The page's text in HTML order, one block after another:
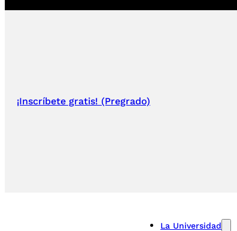
¡Inscríbete gratis! (Pregrado)
La Universidad